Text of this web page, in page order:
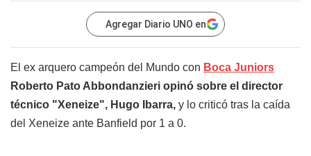
Agregar Diario UNO en
El ex arquero campeón del Mundo con Boca Juniors
Roberto Pato Abbondanzieri opinó sobre el director
técnico "Xeneize", Hugo Ibarra, y lo criticó tras la caída
del Xeneize ante Banfield por 1 a 0.